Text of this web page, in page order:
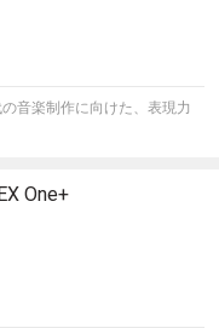
音楽制作に向けた、表現力
One+